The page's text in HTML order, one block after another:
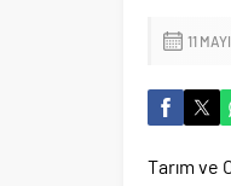
11
Tarım ve